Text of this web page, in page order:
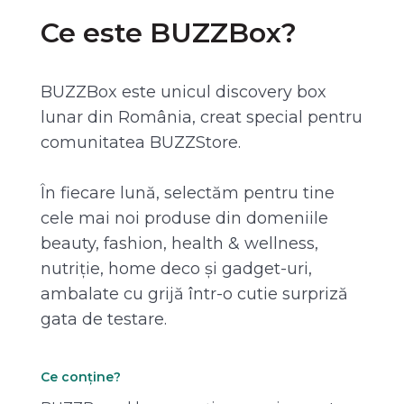
Ce este BUZZBox?
BUZZBox este unicul discovery box
lunar din România, creat special pentru
comunitatea BUZZStore.
În fiecare lună, selectăm pentru tine
cele mai noi produse din domeniile
beauty, fashion, health & wellness,
nutriție, home deco și gadget-uri,
ambalate cu grijă într-o cutie surpriză
gata de testare.
Ce conține?